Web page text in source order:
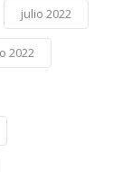
julio 2022
2022